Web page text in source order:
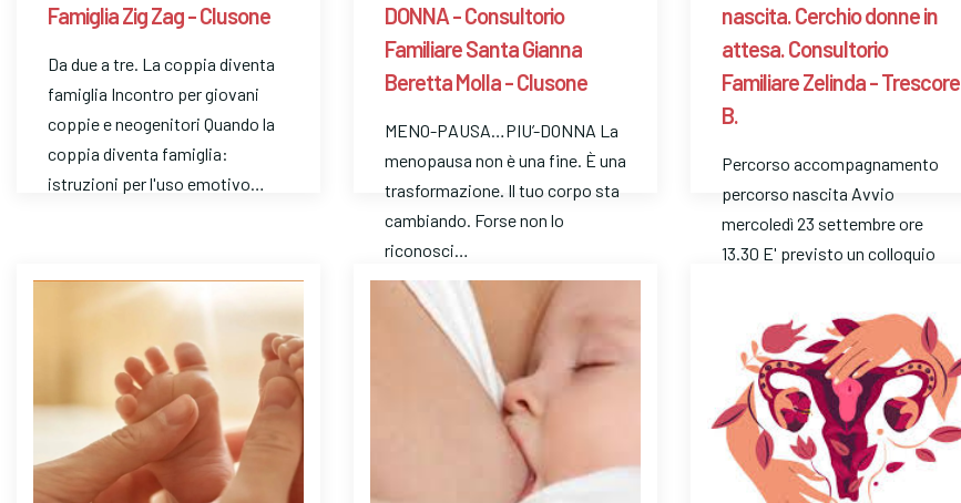
Famiglia Zig Zag - Clusone
Da due a tre. La coppia diventa
famiglia Incontro per giovani
coppie e neogenitori Quando la
coppia diventa famiglia:
istruzioni per l'uso emotivo…
DONNA - Consultorio
Familiare Santa Gianna
Beretta Molla - Clusone
MENO-PAUSA…PIU’-DONNA La
menopausa non è una fine. È una
trasformazione. Il tuo corpo sta
cambiando. Forse non lo
riconosci…
nascita. Cerchio donne in
attesa. Consultorio
Familiare Zelinda - Trescore
B.
Percorso accompagnamento
percorso nascita Avvio
mercoledì 23 settembre ore
13.30 E' previsto un colloquio